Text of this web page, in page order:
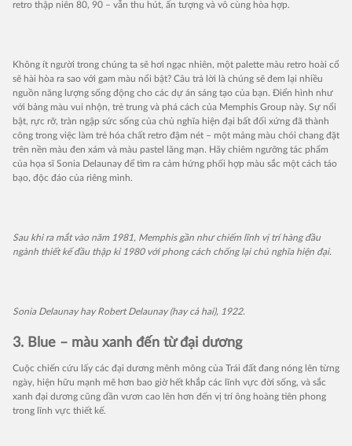
retro thập niên 80, 90 – vẫn thu hút, ấn tượng và vô cùng hòa hợp.
Không ít người trong chúng ta sẽ hơi ngạc nhiên, một palette màu retro hoài cổ
sẽ hài hòa ra sao với gam màu nổi bật? Câu trả lời là chúng sẽ đem lại nhiều
nguồn năng lượng sống động cho các dự án sáng tạo của bạn. Điển hình như
với bảng màu vui nhộn, trẻ trung và phá cách của Memphis Group này. Sự nổi
bật, rực rỡ, tràn ngập sức sống của chủ nghĩa hiện đại bất đối xứng đã thành
công trong việc làm trẻ hóa chất retro đậm nét – một mảng màu chói chang đặt
trên nền màu đen xám và màu pastel lãng mạn. Hãy chiêm ngưỡng tác phẩm
của họa sĩ Sonia Delaunay để tìm ra cảm hứng phối hợp màu sắc một cách táo
bạo, độc đáo của riêng mình.
Sau khi ra mắt vào năm 1981, Memphis gần như chiếm lĩnh vị trí hàng đầu
ngành thiết kế đầu thập kỉ 1980 với phong cách chống lại chủ nghĩa hiện đại.
Sonia Delaunay hay Robert Delaunay (hay cả hai), 1922.
3. Blue – màu xanh đến từ đại dương
Cuộc chiến cứu lấy các đại dương mênh mông của Trái đất đang nóng lên từng
ngày, hiện hữu mạnh mẽ hơn bao giờ hết khắp các lĩnh vực đời sống, và sắc
xanh đại dương cũng dần vươn cao lên hơn đến vị trí ông hoàng tiên phong
trong lĩnh vực thiết kế.